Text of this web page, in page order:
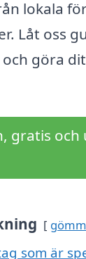
lokala
Låt oss
göra
gratis och
som är